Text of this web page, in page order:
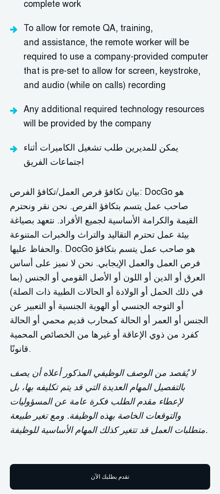
complete work
To allow for remote QA, training,
and assistance, the remote worker will be
required to use a company-provided computer
that is pre-set to allow for screen, keystroke,
and audio (while on calls) recording
Any additional required technology resources
will be provided by the company
يمكن للمديرين طلب تشغيل الكاميرات أثناء
اجتماعات الفريق
بيان تكافؤ فرص العمل/تكافؤ الفرص: DocGo هو
صاحب عمل يتسم بتكافؤ الفرص. نحن نقر ونحترم
القيمة والكرامة الأساسية لجميع الأفراد. نتعهد بصياغة
بيئة عمل تحترم التقاليد والتراث والخبرات المتنوعة
والحفاظ عليها. DocGo هو صاحب عمل يتسم بتكافؤ
فرص العمل والعمل الإيجابي. نحن لا نميز على أساس
العرق أو الدين أو اللون أو الأصل القومي أو الجنس (بما
في ذلك الحمل أو الولادة أو الحالات الطبية ذات الصلة)
أو التوجه الجنسي أو الهوية الجنسية أو التعبير عن
الجنس أو العمر أو الحالة كمحارب قديم محمي أو الحالة
كفرد من ذوي الإعاقة أو غيرها من الخصائص المحمية
قانونًا.
لا يُقصد من الوصف الوظيفي المذكور أعلاه أن يصف
بالتفصيل المهام العديدة التي قد يتم تكليفه بها، بل
لإعطاء مقدم الطلب فكرة عامة عن المسؤوليات
والتوقعات الخاصة بهذه الوظيفة. ومع تغير طبيعة
متطلبات العمل قد تتغير كذلك المهام الأساسية للوظيفة.
تقدم بطلبك الآن